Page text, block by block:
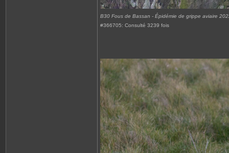
B30 Fous de Bassan - Épidémie de grippe aviaire
#366705: Consulté 3239 fois